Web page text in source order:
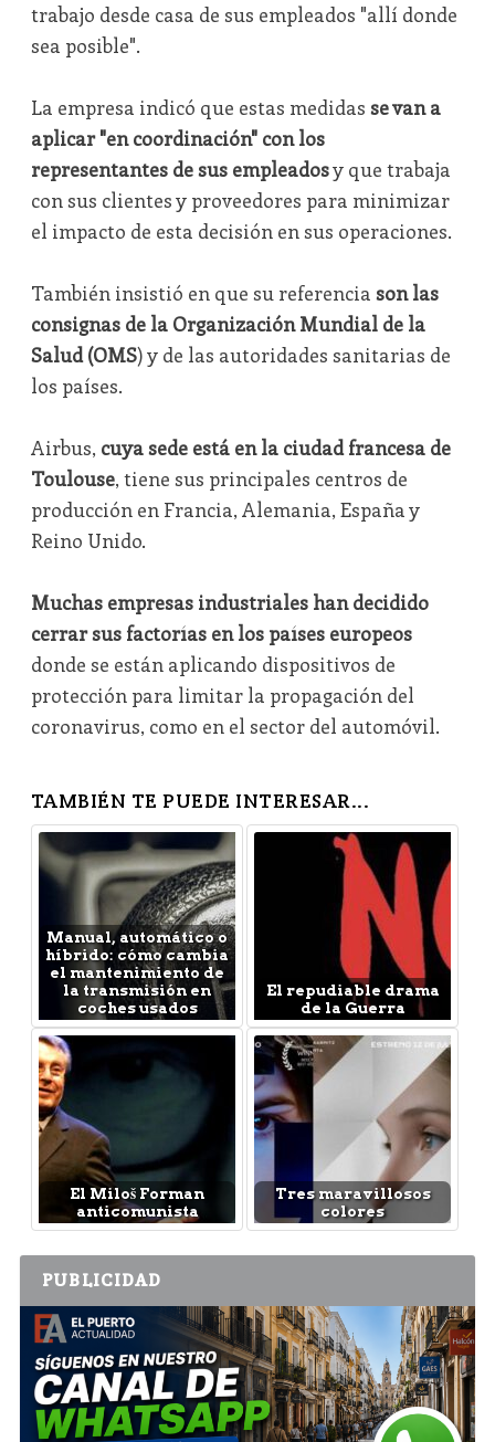
trabajo desde casa de sus empleados "allí donde
sea posible".
La empresa indicó que estas medidas se van a
aplicar "en coordinación" con los
representantes de sus empleadosy que trabaja
con sus clientes y proveedores para minimizar
el impacto de esta decisión en sus operaciones.
También insistió en que su referencia son las
consignas de la Organización Mundial de la
Salud (OMS) y de las autoridades sanitarias de
los países.
Airbus, cuya sede está en la ciudad francesa de
Toulouse, tiene sus principales centros de
producción en Francia, Alemania, España y
Reino Unido.
Muchas empresas industriales han decidido
cerrar sus factorías en los países europeos
donde se están aplicando dispositivos de
protección para limitar la propagación del
coronavirus, como en el sector del automóvil.
TAMBIÉN TE PUEDE INTERESAR...
Manual, automático o
híbrido: cómo cambia
el mantenimiento de
la transmisión en
coches usados
El repudiable drama
de la Guerra
El Miloš Forman
anticomunista
Tres maravillosos
colores
PUBLICIDAD